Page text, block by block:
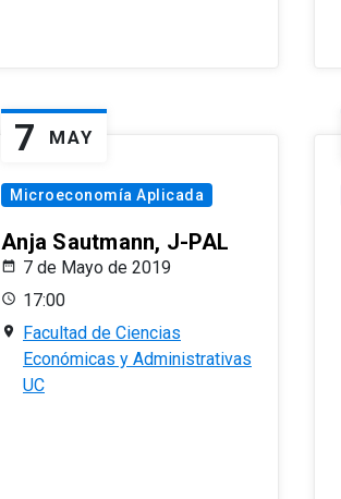
7 MAY
Microeconomía Aplicada
Anja Sautmann, J-PAL
7 de Mayo de 2019
17:00
Facultad de Ciencias
Económicas y Administrativas
UC